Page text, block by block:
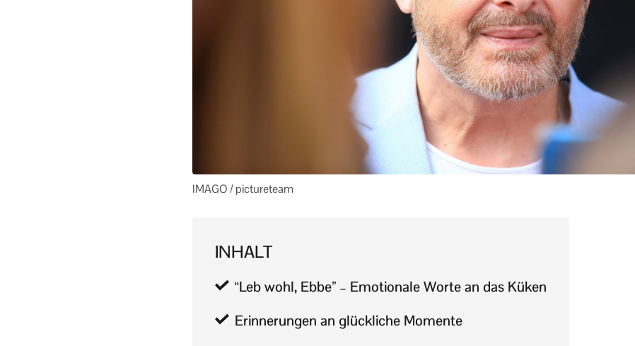
IMAGO / pictureteam
INHALT
“Leb wohl, Ebbe” – Emotionale Worte an das Küken
Erinnerungen an glückliche Momente